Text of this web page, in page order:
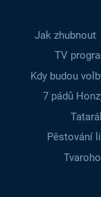
Jak zhubnout
TV
Kdy budou
7 pádů
Pěstování